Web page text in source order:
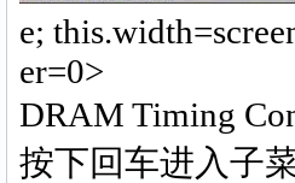
e;
er=0>
DRAM Timing
按下回车进入子